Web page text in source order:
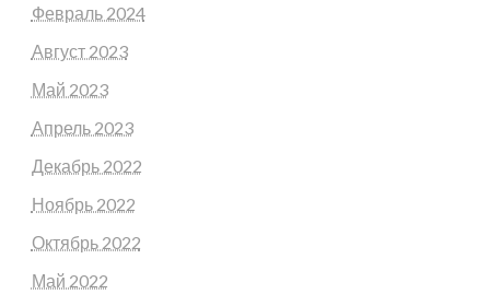
Февраль 2024
Август 2023
Май 2023
Апрель 2023
Декабрь 2022
Ноябрь 2022
Октябрь 2022
Май 2022